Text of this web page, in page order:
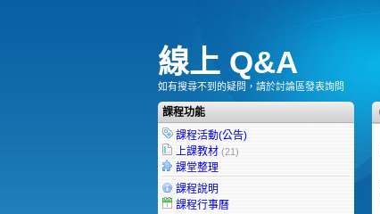
線上 Q&A
如有搜尋不到的疑問，請於討論區發表詢問
課程功能
課程活動(公告)
上課教材 (21)
課堂整理
課程說明
課程行事曆